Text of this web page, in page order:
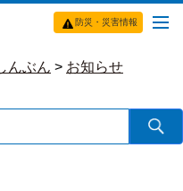
防災・災害情報
んぶん > お知らせ